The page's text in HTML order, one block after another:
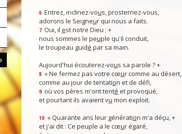
6 Entrez, inclinez-vous, prosternez-vous,
adorons le Seigneur qui nous a faits.
7 Oui, il est notre Dieu ; +
nous sommes le peuple qu'il conduit,
le troupeau guidé par sa main.
Aujourd'hui écouterez-vous sa parole ? +
8 « Ne fermez pas votre cœur comme au désert,
comme au jour de tentation et de défi,
9 où vos pères m'ont tenté et provoqué,
et pourtant ils avaient vu mon exploit.
10 « Quarante ans leur génération m'a déçu, +
et j'ai dit : Ce peuple a le cœur égaré,